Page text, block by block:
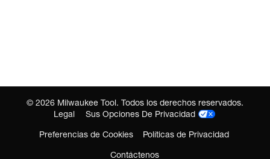
© 2026 Milwaukee Tool. Todos los derechos reservados.
Legal
Sus Opciones De Privacidad
Preferencias de Cookies
Políticas de Privacidad
Contáctenos